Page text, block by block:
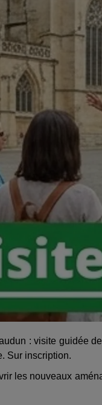
: visite guidée
Sur inscription.
les nouveaux